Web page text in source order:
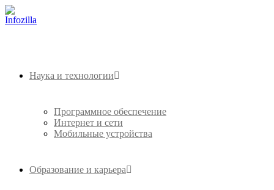
Наука и технологии
Программное обеспечение
Интернет и сети
Мобильные устройства
Образование и карьера